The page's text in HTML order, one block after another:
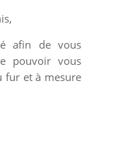
afin de vous
pouvoir vous
fur et à mesure